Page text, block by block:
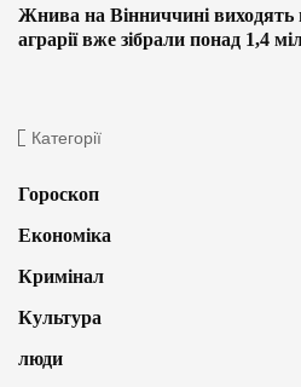
Жнива на Вінниччині
аграрії вже зібрали понад 1,4
Категорії
Гороскоп
Економіка
Кримінал
Культура
люди